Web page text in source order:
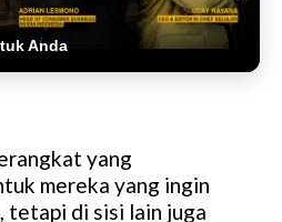
Anda
yang
mereka yang ingin
tetapi di sisi lain juga